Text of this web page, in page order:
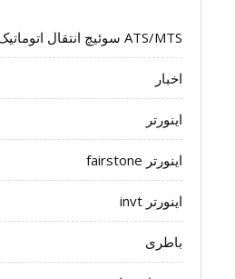
ATS/MTS سوئیچ انتقال اتوماتیک
اخبار
اینورتر
اینورتر fairstone
اینورتر invt
باطری